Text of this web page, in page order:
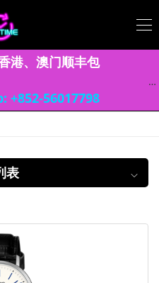
港、澳门顺丰包
+852-56017798
表